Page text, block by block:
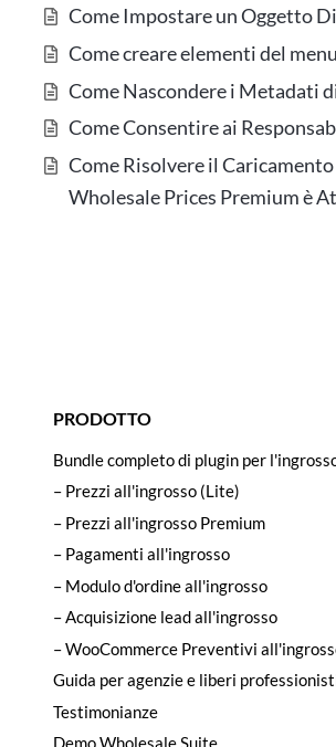
Come Impostare un Oggetto
Come creare elementi del
Come Nascondere i Metadati
Come Consentire ai
Come Risolvere il
Wholesale Prices Premium è
PRODOTTO
Bundle completo di plugin per
– Prezzi all'ingrosso (Lite)
– Prezzi all'ingrosso Premium
– Pagamenti all'ingrosso
– Modulo d'ordine all'ingrosso
– Acquisizione lead all'ingrosso
– WooCommerce Preventivi
Guida per agenzie e liberi
Testimonianze
Demo Wholesale Suite